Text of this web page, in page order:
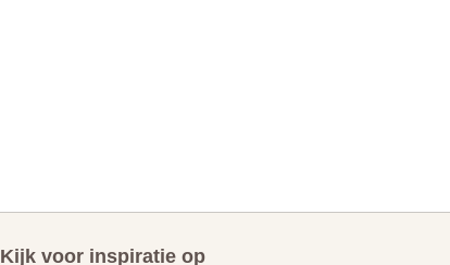
Kijk voor inspiratie op